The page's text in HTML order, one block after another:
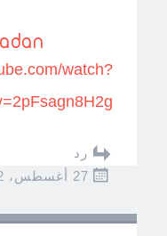
watch?
رد
27 أغسطس، 2012 AT 12:23